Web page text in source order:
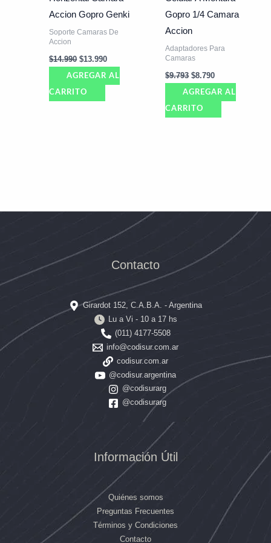
Accion Gopro Genki
Soporte Camaras De
Accion
$14.990 $13.990
AGREGAR AL
CARRITO
Gopro 1/4 Camara
Accion
Adaptadores Para
Camaras
$9.793 $8.790
AGREGAR AL
CARRITO
Contacto
Girardot 152, C.A.B.A. - Argentina
Lu a Vi - 10 a 17 hs
(011) 4177-5508
info@codisur.com.ar
codisur.com.ar
@codisur.argentina
@codisurarg
@codisurarg
Información Útil
Quiénes somos
Preguntas Frecuentes
Términos y Condiciones
Contacto